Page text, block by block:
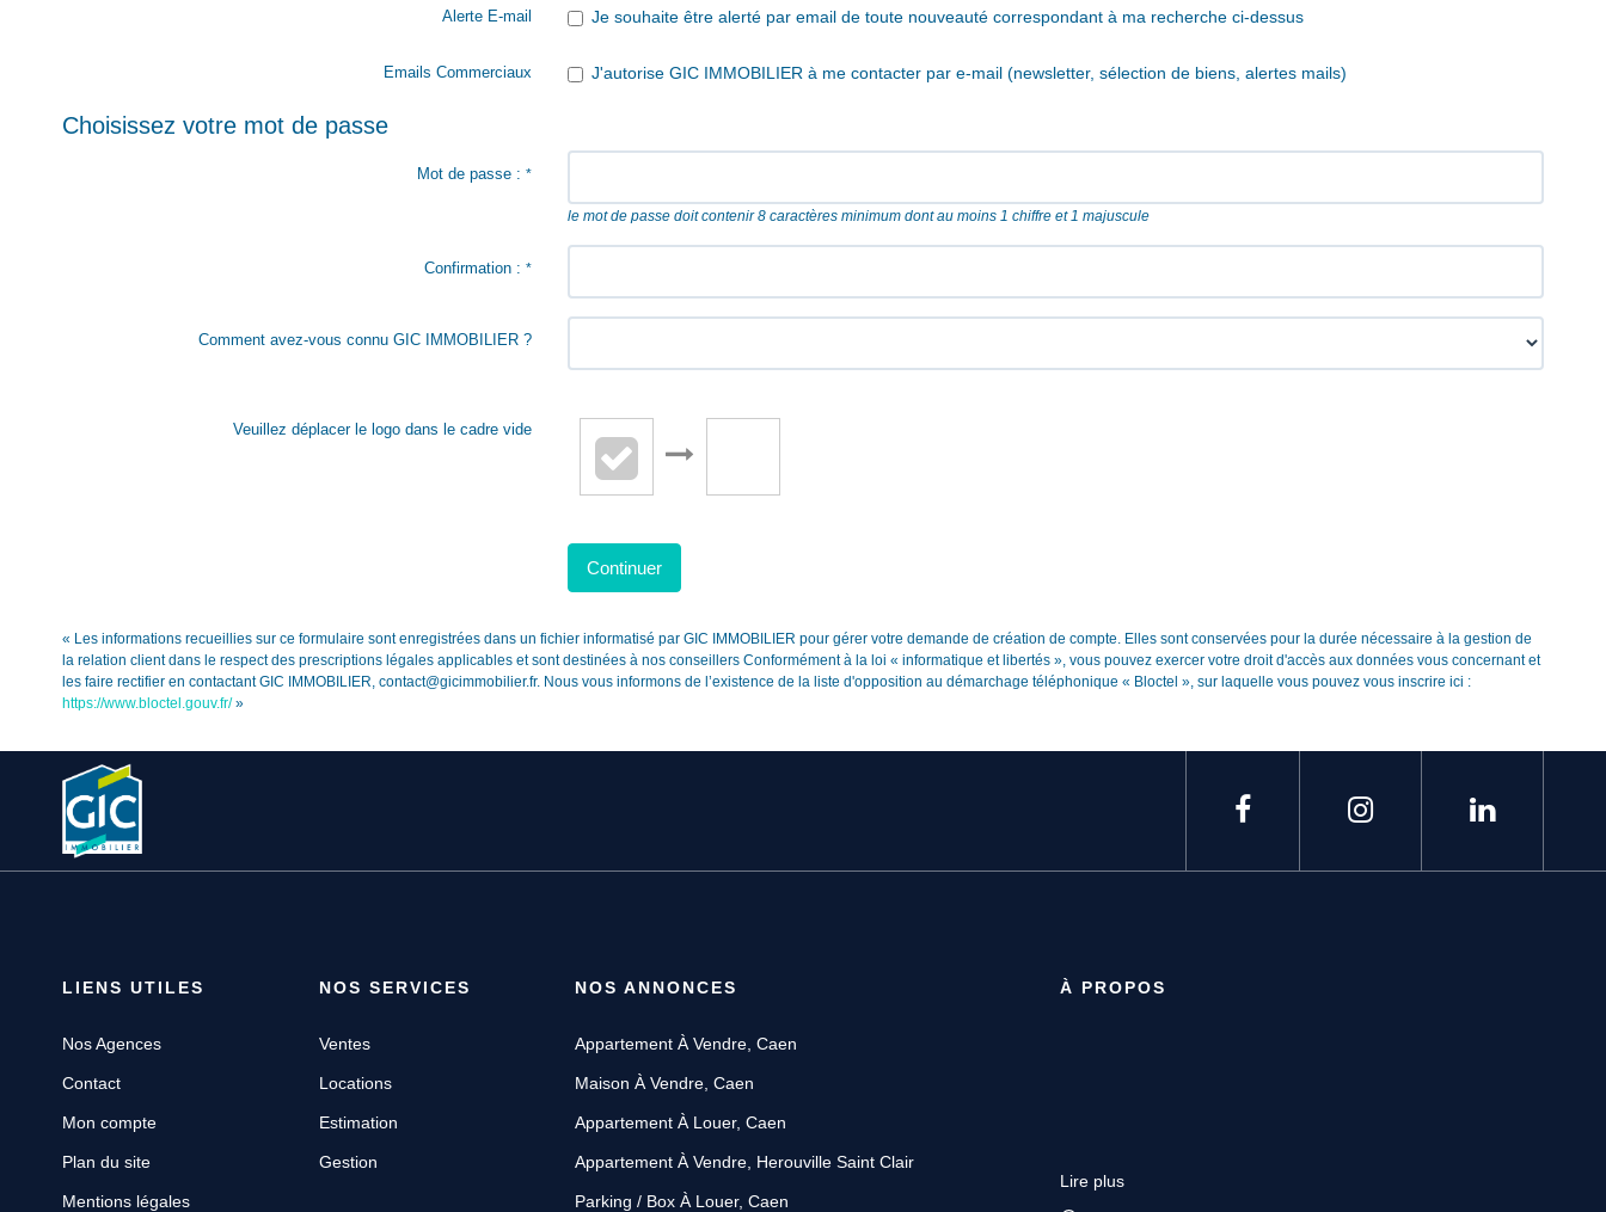
Alerte E-mail Je souhaite être alerté par email de toute nouveauté correspondant à ma recherche ci-dessus
Emails Commerciaux J'autorise GIC IMMOBILIER à me contacter par e-mail (newsletter, sélection de biens, alertes mails)
Choisissez votre mot de passe
Mot de passe :*
le mot de passe doit contenir 8 caractères minimum dont au moins 1 chiffre et 1 majuscule
Confirmation :*
Comment avez-vous connu GIC IMMOBILIER ?
Veuillez déplacer le logo dans le cadre vide
Continuer
« Les informations recueillies sur ce formulaire sont enregistrées dans un fichier informatisé par GIC IMMOBILIER pour gérer votre demande de création de compte. Elles sont conservées pour la durée nécessaire à la gestion de
la relation client dans le respect des prescriptions légales applicables et sont destinées à nos conseillers Conformément à la loi « informatique et libertés », vous pouvez exercer votre droit d'accès aux données vous concernant et
les faire rectifier en contactant GIC IMMOBILIER, contact@gicimmobilier.fr. Nous vous informons de l’existence de la liste d'opposition au démarchage téléphonique « Bloctel », sur laquelle vous pouvez vous inscrire ici :
https://www.bloctel.gouv.fr/»
LIENS UTILES
Nos Agences
Contact
Mon compte
Plan du site
Mentions légales
NOS SERVICES
Ventes
Locations
Estimation
Gestion
NOS ANNONCES
Appartement À Vendre, Caen
Maison À Vendre, Caen
Appartement À Louer, Caen
Appartement À Vendre, Herouville Saint Clair
Parking / Box À Louer, Caen
À PROPOS
Lire plus